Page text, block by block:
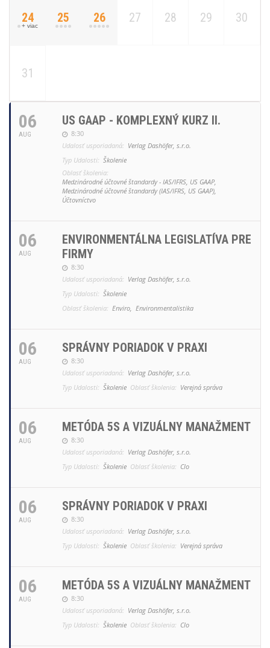
24
+ viac
25 26 27 28 29 30
31
06
AUG
US GAAP - KOMPLEXNÝ KURZ II.
8:30
Udalosť usporiadaná: Verlag Dashöfer, s.r.o.
Typ Udalosti: Školenie
Oblasť školenia:
Medzinárodné účtovné štandardy - IAS/IFRS, US GAAP,
Medzinárodné účtovné štandardy (IAS/IFRS, US GAAP),
Účtovníctvo
06
AUG
ENVIRONMENTÁLNA LEGISLATÍVA PRE
FIRMY
8:30
Udalosť usporiadaná: Verlag Dashöfer, s.r.o.
Typ Udalosti: Školenie
Oblasť školenia: Enviro, Environmentalistika
06
AUG
SPRÁVNY PORIADOK V PRAXI
8:30
Udalosť usporiadaná: Verlag Dashöfer, s.r.o.
Typ Udalosti: Školenie Oblasť školenia: Verejná správa
06
AUG
METÓDA 5S A VIZUÁLNY MANAŽMENT
8:30
Udalosť usporiadaná: Verlag Dashöfer, s.r.o.
Typ Udalosti: Školenie Oblasť školenia: Clo
06
AUG
SPRÁVNY PORIADOK V PRAXI
8:30
Udalosť usporiadaná: Verlag Dashöfer, s.r.o.
Typ Udalosti: Školenie Oblasť školenia: Verejná správa
06
AUG
METÓDA 5S A VIZUÁLNY MANAŽMENT
8:30
Udalosť usporiadaná: Verlag Dashöfer, s.r.o.
Typ Udalosti: Školenie Oblasť školenia: Clo